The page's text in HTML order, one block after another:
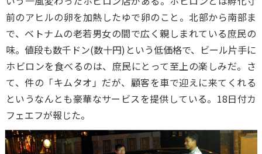
前のアヒルの卵を加熱したゆで卵のこと。北部から南部ま
で、ベトナムの老若男女の間で広く親しまれている庶民の
味。値段も数千ドン(数十円)という低価格で、ビール片手に
ホビロンを食べるのは、庶民にとって至上の楽しみだ。さ
て、件の「キムタオ」だが、顧客を車で迎えに来てくれる
というなんとも豪華なサービスを提供している。18日付カ
フェエフが報じた。